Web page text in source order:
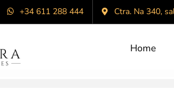
+34 611 288 444 Ctra. Na 340,
Home